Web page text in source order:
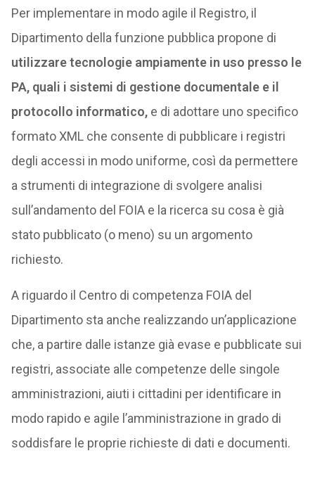
Per implementare in modo agile il Registro, il
Dipartimento della funzione pubblica propone di
utilizzare tecnologie ampiamente in uso presso le
PA, quali i sistemi di gestione documentale e il
protocollo informatico,e di adottare uno specifico
formato XML che consente di pubblicare i registri
degli accessi in modo uniforme, così da permettere
a strumenti di integrazione di svolgere analisi
sull’andamento del FOIA e la ricerca su cosa è già
stato pubblicato (o meno) su un argomento
richiesto.
A riguardo il Centro di competenza FOIA del
Dipartimento sta anche realizzando un’applicazione
che, a partire dalle istanze già evase e pubblicate sui
registri, associate alle competenze delle singole
amministrazioni, aiuti i cittadini per identificare in
modo rapido e agile l’amministrazione in grado di
soddisfare le proprie richieste di dati e documenti.